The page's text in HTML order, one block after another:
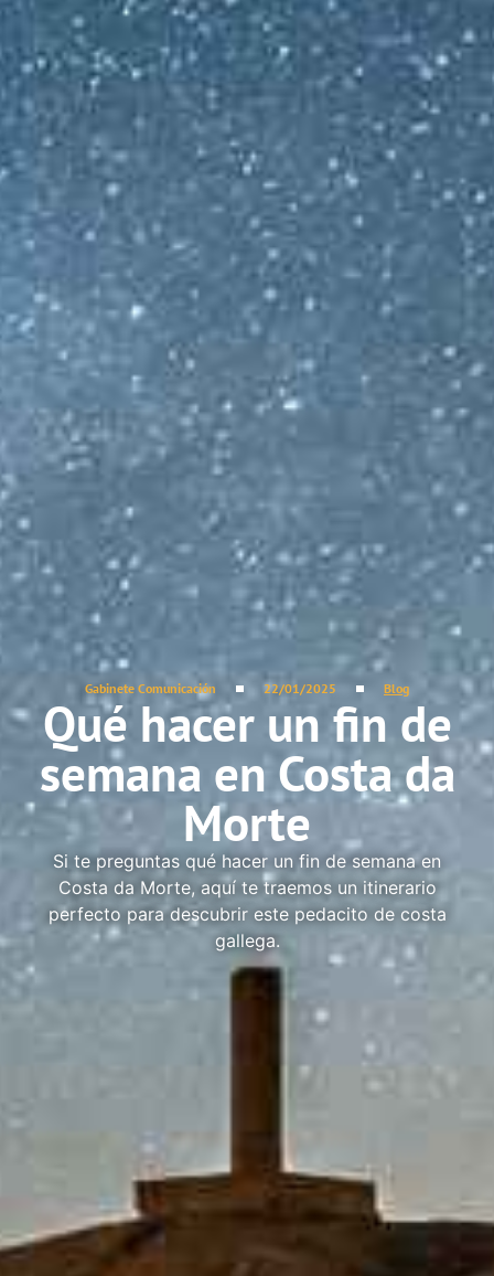
Gabinete Comunicación 22/01/2025 Blog
Qué hacer un fin de
semana en Costa da
Morte
Si te preguntas qué hacer un fin de semana en
Costa da Morte, aquí te traemos un itinerario
perfecto para descubrir este pedacito de costa
gallega.